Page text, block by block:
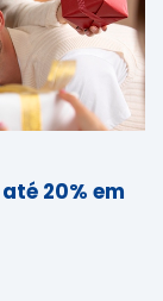
20% em